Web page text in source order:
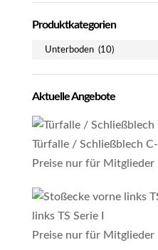
Produktkategorien
Aktuelle Angebote
Türfalle / Schließblech
Preise nur für Mitglieder
links TS Serie I
Preise nur für Mitglieder